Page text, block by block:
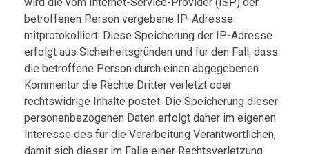
betroffenen Person vergebene IP-Adresse
mitprotokolliert. Diese Speicherung der IP-Adresse
erfolgt aus Sicherheitsgründen und für den Fall, dass
die betroffene Person durch einen abgegebenen
Kommentar die Rechte Dritter verletzt oder
rechtswidrige Inhalte postet. Die Speicherung dieser
personenbezogenen Daten erfolgt daher im eigenen
Interesse des für die Verarbeitung Verantwortlichen,
damit sich dieser im Falle einer Rechtsverletzung